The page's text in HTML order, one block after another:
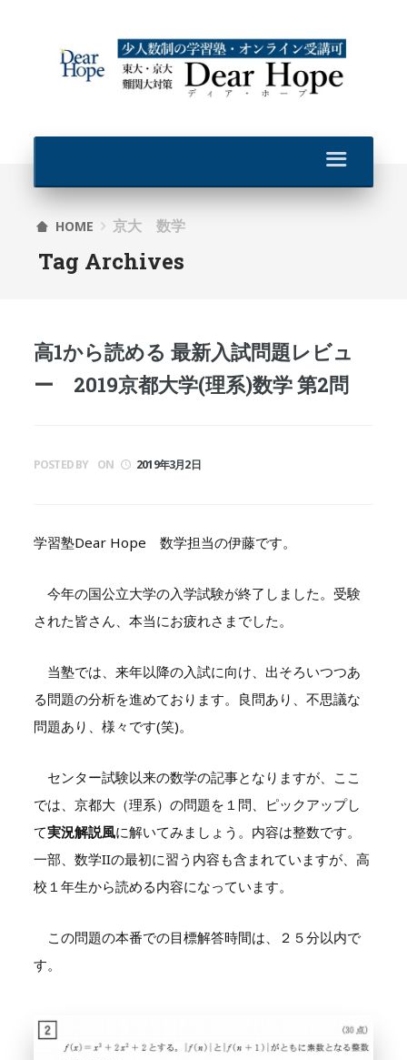
HOME 京大 数学
Tag Archives
高1から読める 最新入試問題レビュ
ー 2019京都大学(理系)数学 第2問
POSTED BY ON 2019年3月2日
学習塾Dear Hope 数学担当の伊藤です。
今年の国公立大学の入学試験が終了しました。受験
された皆さん、本当にお疲れさまでした。
当塾では、来年以降の入試に向け、出そろいつつあ
る問題の分析を進めております。良問あり、不思議な
問題あり、様々です(笑)。
センター試験以来の数学の記事となりますが、ここ
では、京都大（理系）の問題を１問、ピックアップし
て実況解説風に解いてみましょう。内容は整数です。
一部、数学IIの最初に習う内容も含まれていますが、高
校１年生から読める内容になっています。
この問題の本番での目標解答時間は、２５分以内で
す。